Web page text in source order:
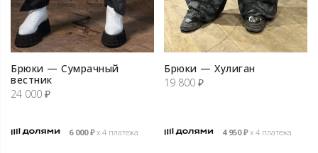
Брюки — Сумрачный
вестник
24 000 ₽
6 000₽х 4 платежа
Брюки — Хулиган
19 800 ₽
4 950₽х 4 платежа